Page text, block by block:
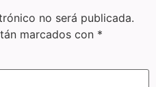
no será publicada.
marcados con *